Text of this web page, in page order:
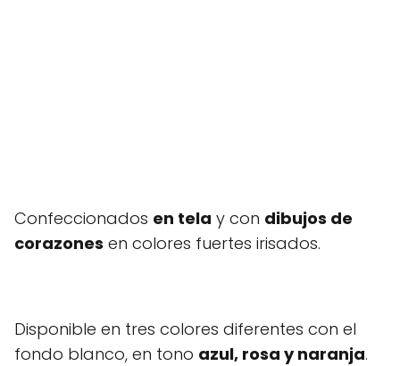
Confeccionados en tela y con dibujos de
corazones en colores fuertes irisados.
Disponible en tres colores diferentes con el
fondo blanco, en tono azul, rosa y naranja.